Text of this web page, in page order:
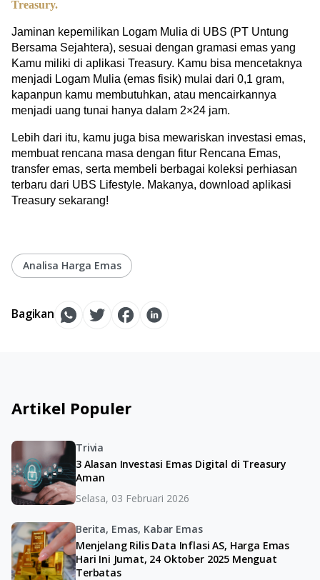
Treasury.
Jaminan kepemilikan Logam Mulia di UBS (PT Untung
Bersama Sejahtera), sesuai dengan gramasi emas yang
Kamu miliki di aplikasi Treasury. Kamu bisa mencetaknya
menjadi Logam Mulia (emas fisik) mulai dari 0,1 gram,
kapanpun kamu membutuhkan, atau mencairkannya
menjadi uang tunai hanya dalam 2×24 jam.
Lebih dari itu, kamu juga bisa mewariskan investasi emas,
membuat rencana masa dengan fitur Rencana Emas,
transfer emas, serta membeli berbagai koleksi perhiasan
terbaru dari UBS Lifestyle. Makanya, download aplikasi
Treasury sekarang!
Analisa Harga Emas
Bagikan
Artikel Populer
Trivia
3 Alasan Investasi Emas Digital di Treasury
Aman
Selasa, 03 Februari 2026
Berita, Emas, Kabar Emas
Menjelang Rilis Data Inflasi AS, Harga Emas
Hari Ini Jumat, 24 Oktober 2025 Menguat
Terbatas